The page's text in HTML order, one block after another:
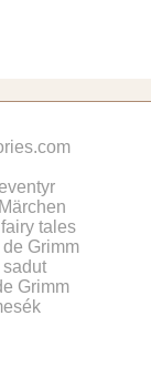
tales
Grimm
sadut
Grimm